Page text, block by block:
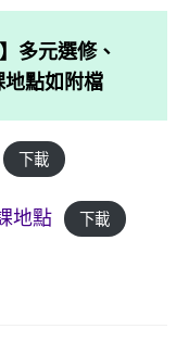
多元選修、
點如附檔
下載
地點 下載